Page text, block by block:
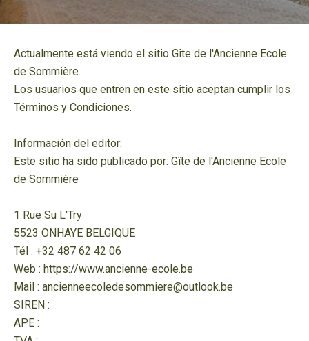
Actualmente está viendo el sitio Gîte de l'Ancienne Ecole
de Sommière.
Los usuarios que entren en este sitio aceptan cumplir los
Términos y Condiciones.
Información del editor:
Este sitio ha sido publicado por: Gîte de l'Ancienne Ecole
de Sommière
1 Rue Su L'Try
5523 ONHAYE BELGIQUE
Tél : +32 487 62 42 06
Web : https://www.ancienne-ecole.be
Mail : ancienneecoledesommiere@outlook.be
SIREN :
APE :